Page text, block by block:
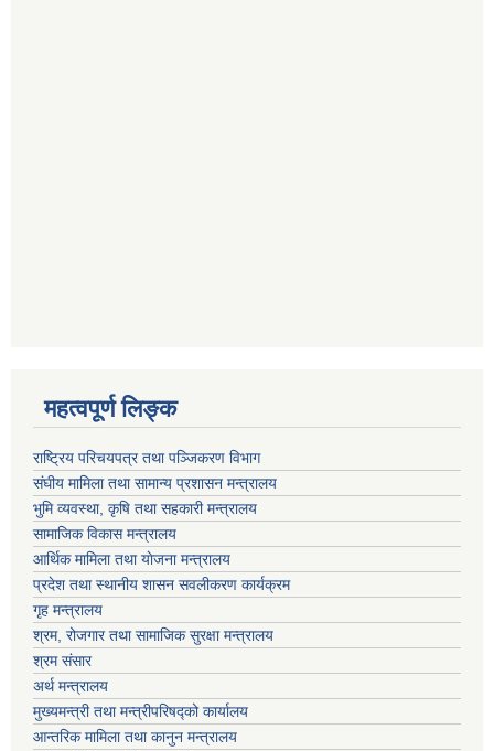
महत्वपूर्ण लि‍‍‍‍‍‌ङ्क
राष्ट्रिय परिचयपत्र तथा पञ्जिकरण विभाग
संघीय मामिला तथा सामान्य प्रशासन मन्त्रालय
भुमि व्यवस्था, कृषि तथा सहकारी मन्त्रालय
सामाजिक विकास मन्त्रालय
आर्थिक मामिला तथा याेजना मन्त्रालय
प्रदेश तथा स्थानीय शासन सवलीकरण कार्यक्रम
गृह मन्त्रालय
श्रम, रोजगार तथा सामाजिक सुरक्षा मन्त्रालय
श्रम संसार
अर्थ मन्त्रालय
मुख्यमन्त्री तथा मन्त्रीपरिषद्को कार्यालय
आन्तरिक मामिला तथा कानुन मन्त्रालय